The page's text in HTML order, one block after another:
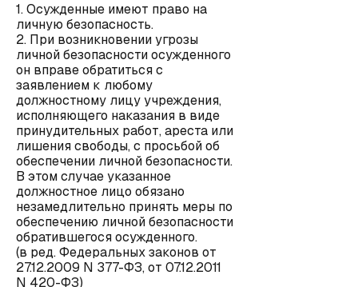
1. Осужденные имеют право на
личную безопасность.
2. При возникновении угрозы
личной безопасности осужденного
он вправе обратиться с
заявлением к любому
должностному лицу учреждения,
исполняющего наказания в виде
принудительных работ, ареста или
лишения свободы, с просьбой об
обеспечении личной безопасности.
В этом случае указанное
должностное лицо обязано
незамедлительно принять меры по
обеспечению личной безопасности
обратившегося осужденного.
(в ред. Федеральных законов от
27.12.2009 N 377-ФЗ, от 07.12.2011
N 420-ФЗ)